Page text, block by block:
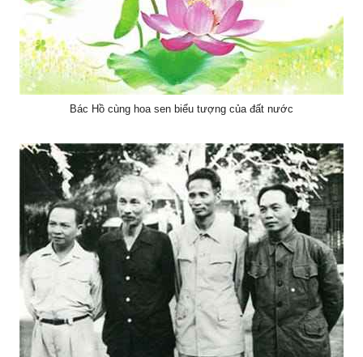
Bác Hồ cùng hoa sen biểu tượng của đất nước